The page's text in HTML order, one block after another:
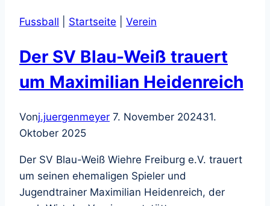
Fussball Startseite Verein
Der SV Blau-Weiß trauert
um Maximilian Heidenreich
Vonj.juergenmeyer 7. November 202431.
Oktober 2025
Der SV Blau-Weiß Wiehre Freiburg e.V. trauert
um seinen ehemaligen Spieler und
Jugendtrainer Maximilian Heidenreich, der